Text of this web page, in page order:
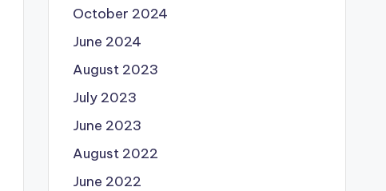
October 2024
June 2024
August 2023
July 2023
June 2023
August 2022
June 2022